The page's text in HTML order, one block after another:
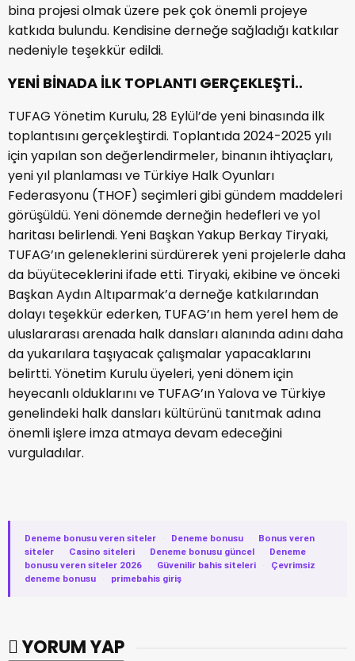
bina projesi olmak üzere pek çok önemli projeye
katkıda bulundu. Kendisine derneğe sağladığı katkılar
nedeniyle teşekkür edildi.
YENİ BİNADA İLK TOPLANTI GERÇEKLEŞTİ..
TUFAG Yönetim Kurulu, 28 Eylül’de yeni binasında ilk
toplantısını gerçekleştirdi. Toplantıda 2024-2025 yılı
için yapılan son değerlendirmeler, binanın ihtiyaçları,
yeni yıl planlaması ve Türkiye Halk Oyunları
Federasyonu (THOF) seçimleri gibi gündem maddeleri
görüşüldü. Yeni dönemde derneğin hedefleri ve yol
haritası belirlendi. Yeni Başkan Yakup Berkay Tiryaki,
TUFAG’ın geleneklerini sürdürerek yeni projelerle daha
da büyüteceklerini ifade etti. Tiryaki, ekibine ve önceki
Başkan Aydın Altıparmak’a derneğe katkılarından
dolayı teşekkür ederken, TUFAG’ın hem yerel hem de
uluslararası arenada halk dansları alanında adını daha
da yukarılara taşıyacak çalışmalar yapacaklarını
belirtti. Yönetim Kurulu üyeleri, yeni dönem için
heyecanlı olduklarını ve TUFAG’ın Yalova ve Türkiye
genelindeki halk dansları kültürünü tanıtmak adına
önemli işlere imza atmaya devam edeceğini
vurguladılar.
Deneme bonusu veren siteler · Deneme bonusu ·
Bonus veren
siteler
· Casino siteleri · Deneme bonusu güncel ·
Deneme
bonusu veren siteler 2026
· Güvenilir bahis siteleri ·
Çevrimsiz
deneme bonusu
· primebahis giriş
YORUM YAP